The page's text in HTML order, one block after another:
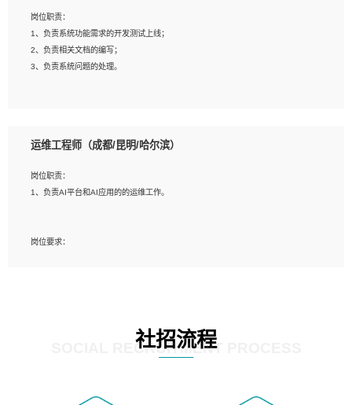
2、精通linux命令。
3、熟悉oracle、mysql 数据库。
4、善于沟通，具有良好的团队合作精神和协作能力。
5、必须有实际的生产环境系统维护经验。
岗位职责：
1、负责系统功能需求的开发测试上线；
2、负责相关文档的编写；
3、负责系统问题的处理。
2、熟悉linux命令；
4、熟练使用oracle、mysql进行开发；
5、熟悉流程开发如使用activiti；
运维工程师（成都/昆明/哈尔滨）
岗位职责：
1、负责AI平台和AI应用的的运维工作。
岗位要求：
4、掌握DevOps思想、方法和流程。Jenkins工具使用；
5、掌握常见中间件配置与优化，如mysql、nginx等；
社招流程
SOCIAL RECRUITMENT PROCESS